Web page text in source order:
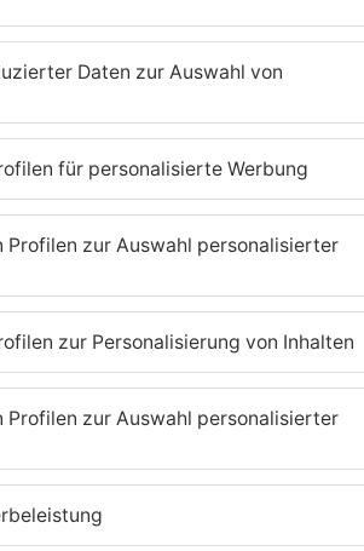
eine Verkehrsinsel und gefährdete
Vollbremsung kam es zu einem
mit gefälschten Kennzeichen